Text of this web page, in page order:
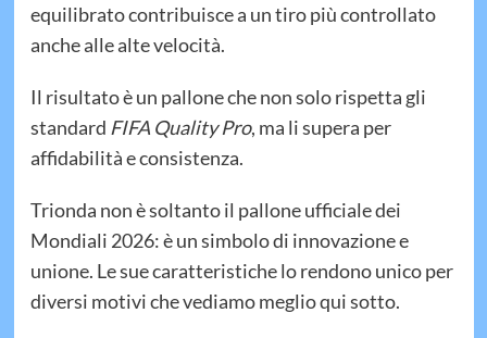
equilibrato contribuisce a un tiro più controllato
anche alle alte velocità.
Il risultato è un pallone che non solo rispetta gli
standard FIFA Quality Pro, ma li supera per
affidabilità e consistenza.
Trionda non è soltanto il pallone ufficiale dei
Mondiali 2026: è un simbolo di innovazione e
unione. Le sue caratteristiche lo rendono unico per
diversi motivi che vediamo meglio qui sotto.